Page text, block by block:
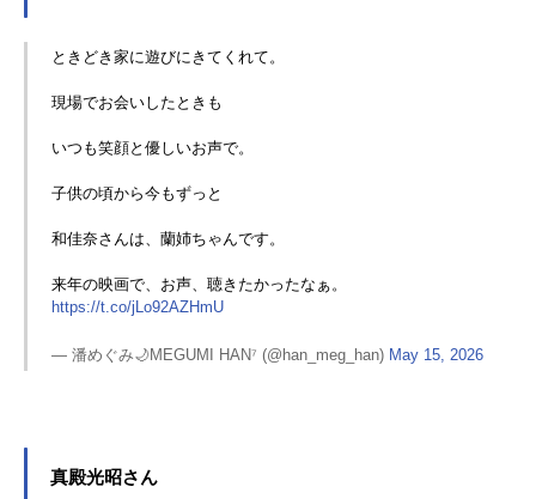
ときどき家に遊びにきてくれて。
現場でお会いしたときも
いつも笑顔と優しいお声で。
子供の頃から今もずっと
和佳奈さんは、蘭姉ちゃんです。
来年の映画で、お声、聴きたかったなぁ。
https://t.co/jLo92AZHmU
— 潘めぐみ🌙MEGUMI HAN⁷ (@han_meg_han) May 15, 2026
真殿光昭さん